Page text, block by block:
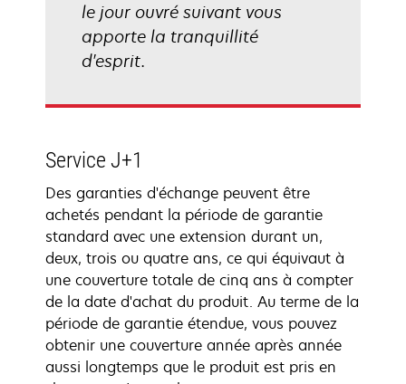
le jour ouvré suivant vous
apporte la tranquillité
d'esprit.
Service J+1
Des garanties d'échange peuvent être
achetés pendant la période de garantie
standard avec une extension durant un,
deux, trois ou quatre ans, ce qui équivaut à
une couverture totale de cinq ans à compter
de la date d'achat du produit. Au terme de la
période de garantie étendue, vous pouvez
obtenir une couverture année après année
aussi longtemps que le produit est pris en